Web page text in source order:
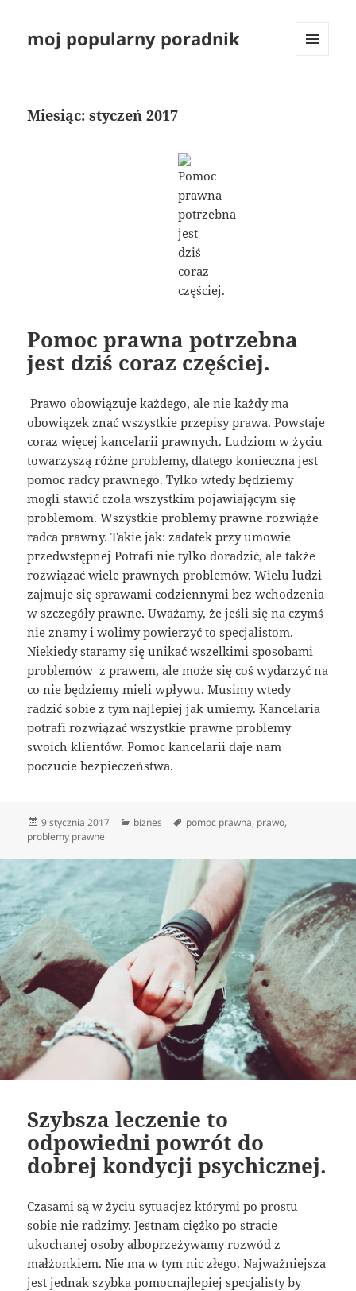
moj popularny poradnik
Miesiąc:styczeń 2017
Pomoc prawna potrzebna
jest dziś coraz częściej.
Prawo obowiązuje każdego, ale nie każdy ma
obowiązek znać wszystkie przepisy prawa. Powstaje
coraz więcej kancelarii prawnych. Ludziom w życiu
towarzyszą różne problemy, dlatego konieczna jest
pomoc radcy prawnego. Tylko wtedy będziemy
mogli stawić czoła wszystkim pojawiającym się
problemom. Wszystkie problemy prawne rozwiąże
radca prawny. Takie jak:zadatek przy umowie
przedwstępnej Potrafi nie tylko doradzić, ale także
rozwiązać wiele prawnych problemów. Wielu ludzi
zajmuje się sprawami codziennymi bez wchodzenia
w szczegóły prawne. Uważamy, że jeśli się na czymś
nie znamy i wolimy powierzyć to specjalistom.
Niekiedy staramy się unikać wszelkimi sposobami
problemów z prawem, ale może się coś wydarzyć na
co nie będziemy mieli wpływu. Musimy wtedy
radzić sobie z tym najlepiej jak umiemy. Kancelaria
potrafi rozwiązać wszystkie prawne problemy
swoich klientów. Pomoc kancelarii daje nam
poczucie bezpieczeństwa.
Data
publikacji
9 stycznia 2017 Kategorie
biznes Tagi
pomoc prawna, prawo,
problemy prawne
Szybsza leczenie to
odpowiedni powrót do
dobrej kondycji psychicznej.
Czasami są w życiu sytuacjez którymi po prostu
sobie nie radzimy. Jestnam ciężko po stracie
ukochanej osoby alboprzeżywamy rozwód z
małżonkiem. Nie ma w tym nic złego. Najważniejsza
jest jednak szybka pomocnajlepiej specjalisty by